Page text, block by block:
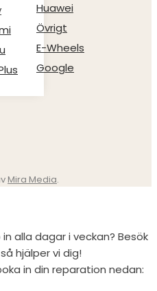
Huawei
Övrigt
E-Wheels
Google
Mira Media.
alla dagar i veckan? Besök
hjälper vi dig!
in din reparation nedan: